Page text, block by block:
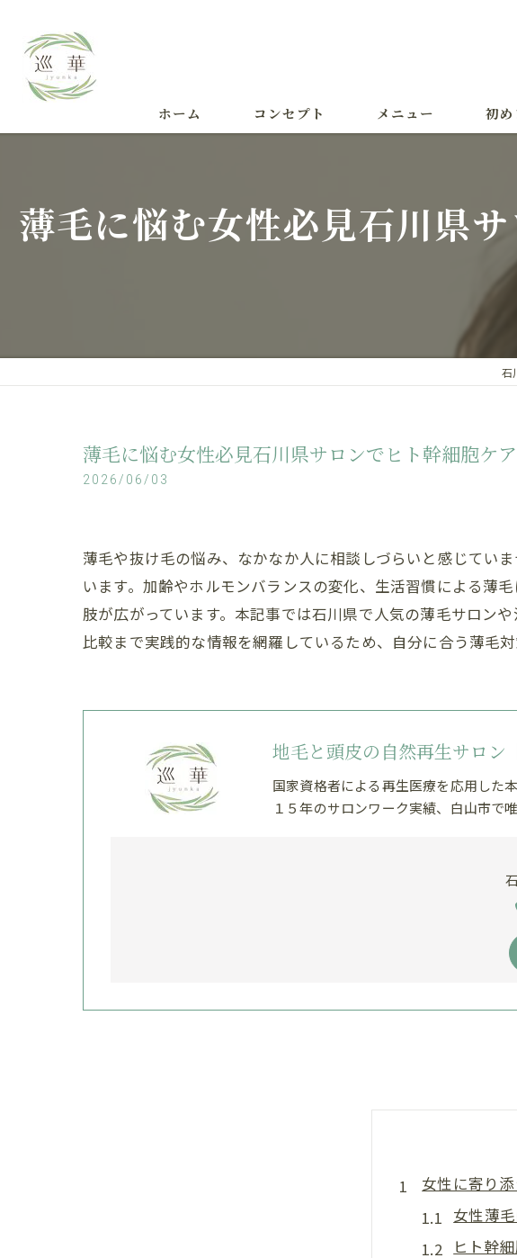
ホーム コンセプト メニュー 初
薄毛に悩む女性必見石川県
石
薄毛に悩む女性必見石川県サロンでヒト幹細胞ケ
2026/06/03
薄毛や抜け毛の悩み、なかなか人に相談しづらいと感じてい
います。加齢やホルモンバランスの変化、生活習慣による薄
肢が広がっています。本記事では石川県で人気の薄毛サロン
比較まで実践的な情報を網羅しているため、自分に合う薄毛
地毛と頭皮の自然再生サロン
国家資格者による再生医療を応用した本
１５年のサロンワーク実績、白山市で
女性に寄り
女性薄
ヒト幹